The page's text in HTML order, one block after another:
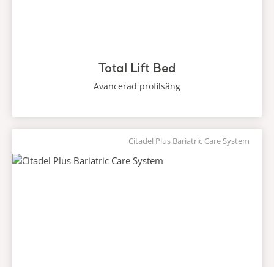
Total Lift Bed
Avancerad profilsäng
Citadel Plus Bariatric Care System